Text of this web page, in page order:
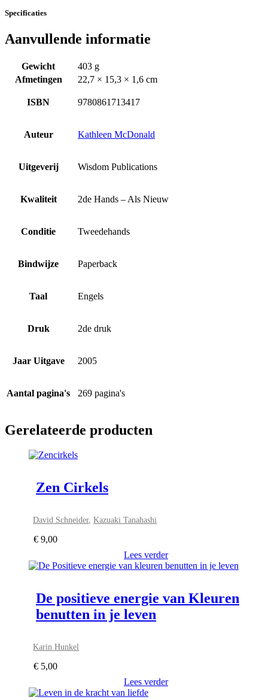
Specificaties
Aanvullende informatie
Gewicht
403 g
Afmetingen
22,7 × 15,3 × 1,6 cm
ISBN 9780861713417
Auteur Kathleen McDonald
Uitgeverij Wisdom Publications
Kwaliteit 2de Hands – Als Nieuw
Conditie Tweedehands
Bindwijze Paperback
Taal Engels
Druk 2de druk
Jaar Uitgave 2005
Aantal pagina's 269 pagina's
Gerelateerde producten
Zen Cirkels
David Schneider,Kazuaki Tanahashi
€ 9,00
Lees verder
De positieve energie van Kleuren
benutten in je leven
Karin Hunkel
€ 5,00
Lees verder